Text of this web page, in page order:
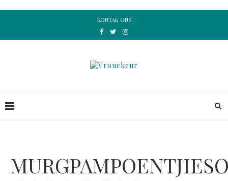
KONTAK ONS